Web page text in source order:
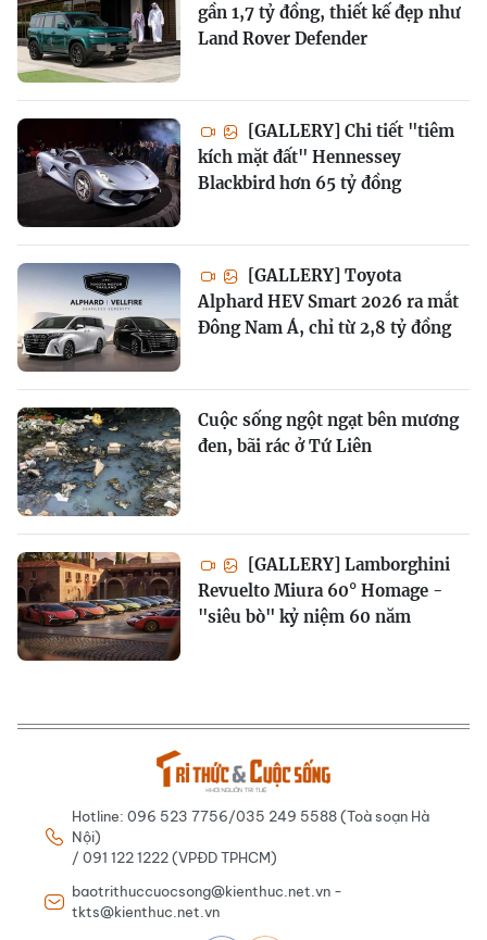
gần 1,7 tỷ đồng, thiết kế đẹp như
Land Rover Defender
[GALLERY] Chi tiết "tiêm
kích mặt đất" Hennessey
Blackbird hơn 65 tỷ đồng
[GALLERY] Toyota
Alphard HEV Smart 2026 ra mắt
Đông Nam Á, chỉ từ 2,8 tỷ đồng
Cuộc sống ngột ngạt bên mương
đen, bãi rác ở Tứ Liên
[GALLERY] Lamborghini
Revuelto Miura 60° Homage -
"siêu bò" kỷ niệm 60 năm
Hotline: 096 523 7756/035 249 5588 (Toà soạn Hà
Nội)
/ 091 122 1222 (VPĐD TPHCM)
baotrithuccuocsong@kienthuc.net.vn -
tkts@kienthuc.net.vn